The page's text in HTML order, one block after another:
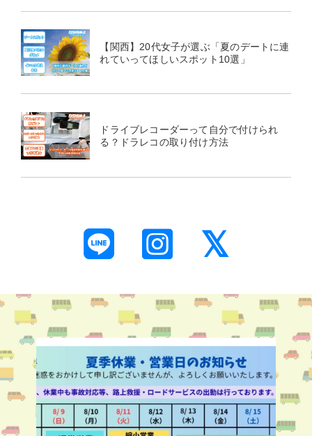
【関西】20代女子が選ぶ「夏のデートに連
れていってほしいスポット10選」
ドライブレコーダーって自分で付けられ
る？ドラレコの取り付け方法